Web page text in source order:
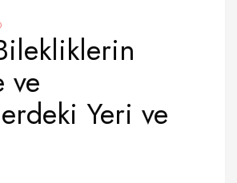
ve
Yeri ve